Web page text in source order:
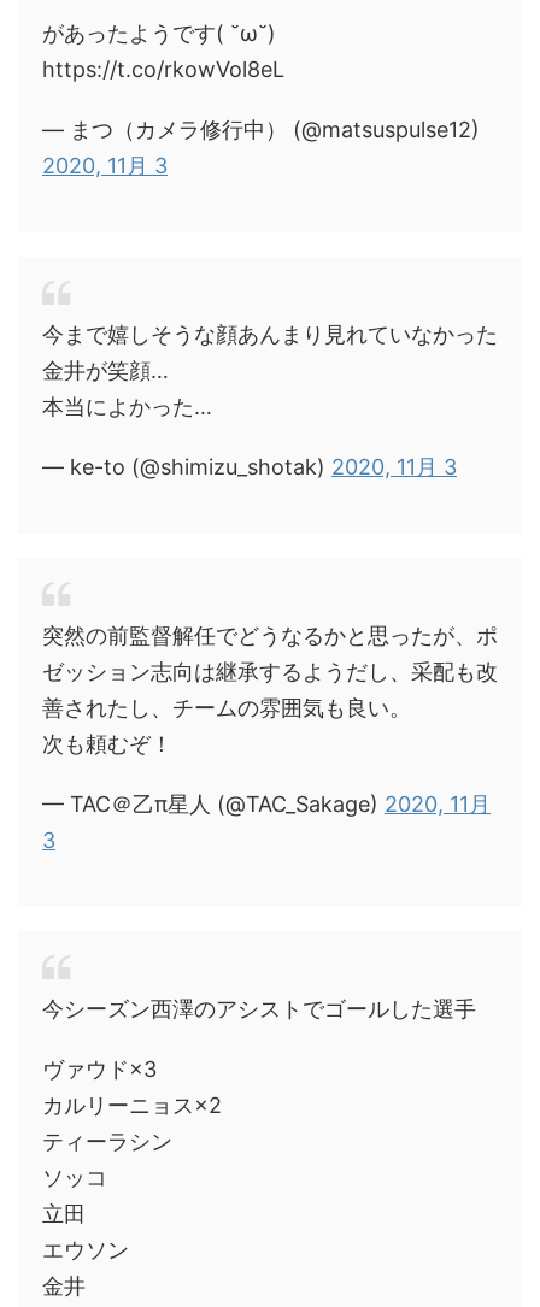
があったようです( ˘ω˘)
https://t.co/rkowVol8eL
— まつ（カメラ修行中） (@matsuspulse12)
2020, 11月 3
今まで嬉しそうな顔あんまり見れていなかった
金井が笑顔…
本当によかった…
— ke-to (@shimizu_shotak) 2020, 11月 3
突然の前監督解任でどうなるかと思ったが、ポ
ゼッション志向は継承するようだし、采配も改
善されたし、チームの雰囲気も良い。
次も頼むぞ！
— TAC＠乙π星人 (@TAC_Sakage) 2020, 11月
3
今シーズン西澤のアシストでゴールした選手
ヴァウド×3
カルリーニョス×2
ティーラシン
ソッコ
立田
エウソン
金井